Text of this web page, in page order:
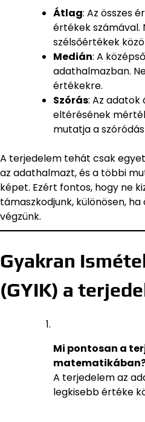
Átlag: Az összes
értékek számával.
szélsőértékek
Medián: A
adathalmazban.
értékekre.
Szórás: Az
eltérésének
mutatja a
A terjedelem tehát csak
az adathalmazt, és a többi
képet. Ezért fontos, hogy ne
támaszkodjunk, különösen,
végzünk.
Gyakran
(GYIK) a
Mi pontosan a
A terjedelem az
legkisebb értéke